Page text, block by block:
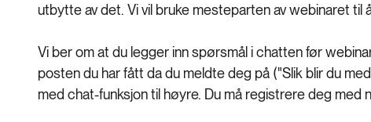
utbytte av det. Vi vil bruke mesteparten av webinaret til
Vi ber om at du legger inn spørsmål i chatten før
posten du har fått da du meldte deg på ("Slik blir du
med chat-funksjon til høyre. Du må registrere deg med